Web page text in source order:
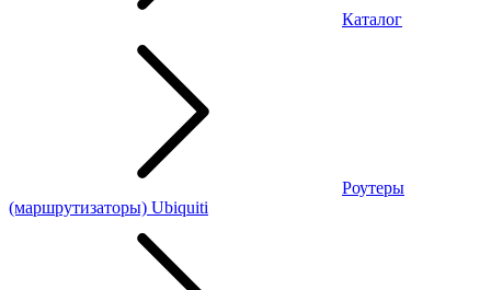
Каталог
Роутеры
(маршрутизаторы) Ubiquiti